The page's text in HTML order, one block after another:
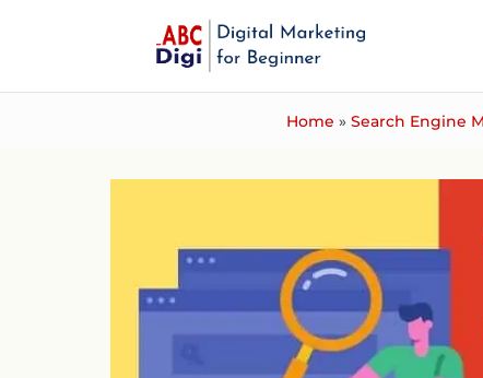
Home » Search Engine